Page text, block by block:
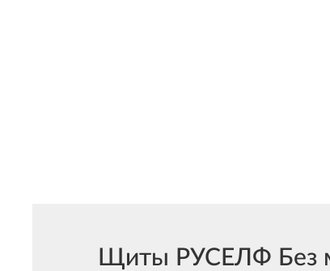
Щиты РУСЕЛФ Без